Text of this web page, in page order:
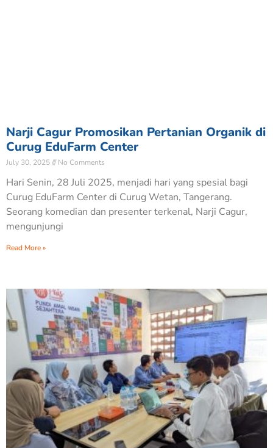
Narji Cagur Promosikan Pertanian Organik di
Curug EduFarm Center
July 30, 2025 No Comments
Hari Senin, 28 Juli 2025, menjadi hari yang spesial bagi
Curug EduFarm Center di Curug Wetan, Tangerang.
Seorang komedian dan presenter terkenal, Narji Cagur,
mengunjungi
Read More »